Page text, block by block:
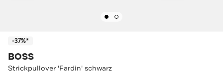
-37%*
BOSS
Strickpullover 'Fardin' schwarz